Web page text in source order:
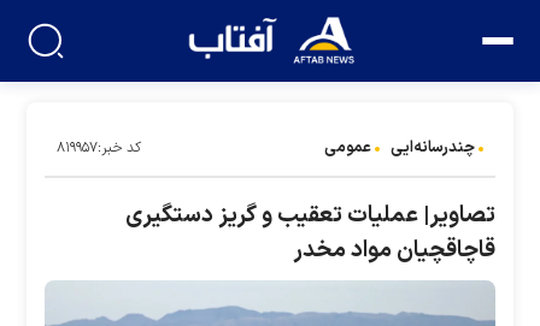
چندرسانه‌ایی عمومی کد خبر:۸۱۹۹۵۷
تصاویر| عملیات تعقیب و گریز دستگیری
قاچاقچیان مواد مخدر